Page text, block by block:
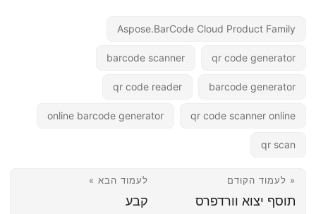
Aspose.BarCode Cloud Product Family
qr code generator
barcode scanner
barcode generator
qr code reader
qr code scanner online
online barcode generator
qr scan
« לעמוד הקודם
תוסף יצוא וורדפרס
לעמוד הבא »
קבע